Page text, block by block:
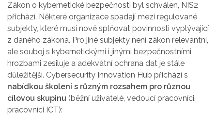
Zákon o kybernetické bezpečnosti byl schválen, NIS2
přichází. Některé organizace spadají mezi regulované
subjekty, které musí nově splňovat povinnosti vyplývající
z daného zákona. Pro jiné subjekty není zákon relevantní,
ale souboj s kybernetickými i jinými bezpečnostními
hrozbami zesiluje a adekvátní ochrana dat je stále
důležitější. Cybersecurity Innovation Hub přichází s
nabídkou školení s různým rozsahem pro různou
cílovou skupinu (běžní uživatelé, vedoucí pracovníci,
pracovníci ICT):